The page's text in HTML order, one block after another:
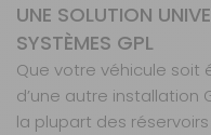
UNE SOLUTION
SYSTÈMES GPL
Que votre véhicule soit
d’une autre installation
la plupart des